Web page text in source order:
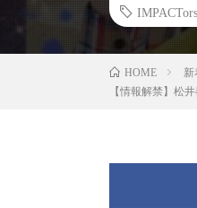
IMPACTors
HOME
【情報解禁】松